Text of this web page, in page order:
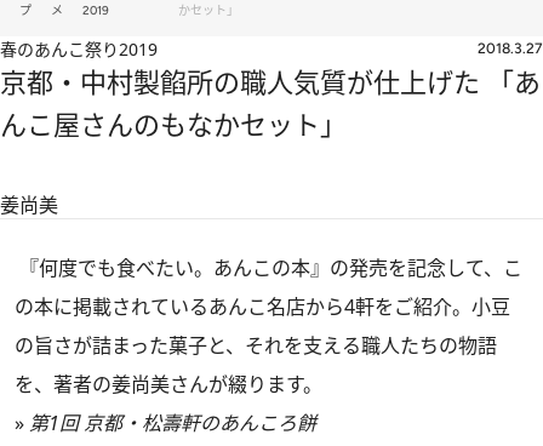
プ
メ
2019
かセット」
春のあんこ祭り2019 2018.3.27
京都・中村製餡所の職人気質が仕上げた 「あ
んこ屋さんのもなかセット」
姜尚美
『何度でも食べたい。あんこの本』の発売を記念して、こ
の本に掲載されているあんこ名店から4軒をご紹介。小豆
の旨さが詰まった菓子と、それを支える職人たちの物語
を、著者の姜尚美さんが綴ります。
» 第1回 京都・松壽軒のあんころ餅